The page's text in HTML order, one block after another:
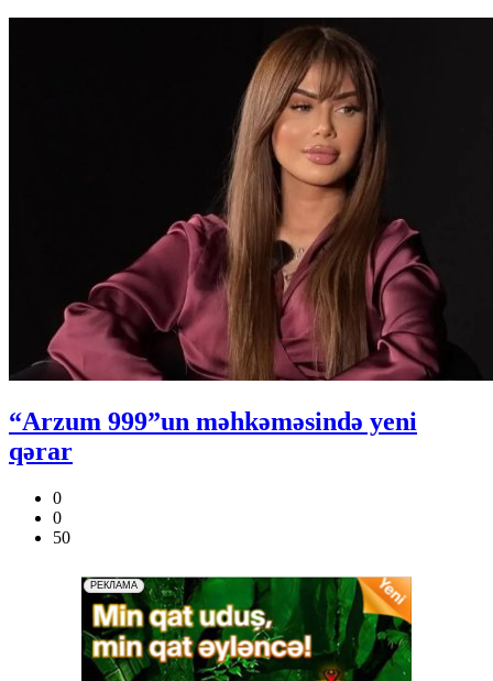
“Arzum 999”un məhkəməsində yeni
qərar
0
0
50